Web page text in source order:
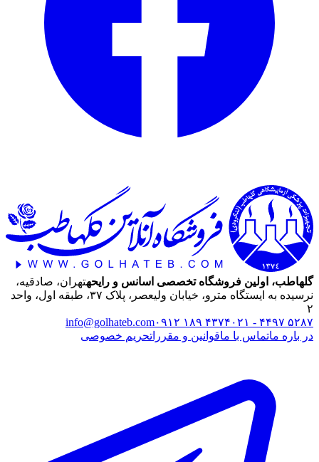
گلهاطب، اولین فروشگاه تخصصی اسانس و رایحهتهران، صادقیه،
نرسیده به ایستگاه مترو، خیابان ولیعصر، پلاک ۳۷، طبقه اول، واحد
۲
۰۲۱ - ۴۴۹۷ ۵۲۸۷ ۰۹۱۲ ۱۸۹ ۴۳۷۴info@golhateb.com
در باره ماتماس با ماقوانین و مقرراتحریم خصوصی